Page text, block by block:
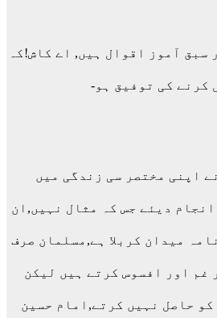
سبق آموز اقوال ہیں, اے کاش!کہ
کرنے کی توفیق ہو-
اپنی مختصر سی زندگی میں
دیئے جس کہ مثال نہیں,ان
میدان کربلا ہے,مسلمان صرف
غم اور افسوس کرتے ہیں لیکن
کو حاصل نہیں کرتے,امام حسین